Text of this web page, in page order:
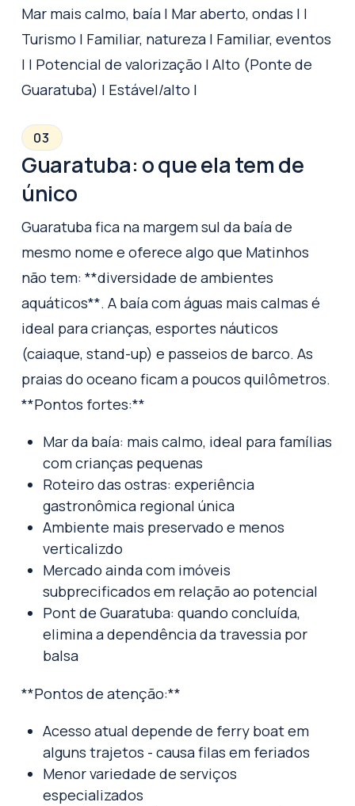
Mar mais calmo, baía | Mar aberto, ondas | |
Turismo | Familiar, natureza | Familiar, eventos
| | Potencial de valorização | Alto (Ponte de
Guaratuba) | Estável/alto |
03
Guaratuba: o que ela tem de
único
Guaratuba fica na margem sul da baía de
mesmo nome e oferece algo que Matinhos
não tem: **diversidade de ambientes
aquáticos**. A baía com águas mais calmas é
ideal para crianças, esportes náuticos
(caiaque, stand-up) e passeios de barco. As
praias do oceano ficam a poucos quilômetros.
**Pontos fortes:**
Mar da baía: mais calmo, ideal para famílias
com crianças pequenas
Roteiro das ostras: experiência
gastronômica regional única
Ambiente mais preservado e menos
verticalizdo
Mercado ainda com imóveis
subprecificados em relação ao potencial
Pont de Guaratuba: quando concluída,
elimina a dependência da travessia por
balsa
**Pontos de atenção:**
Acesso atual depende de ferry boat em
alguns trajetos - causa filas em feriados
Menor variedade de serviços
especializados